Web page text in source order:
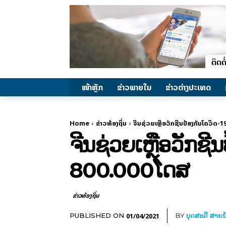
ໜ້າຫຼັກ ຂ່າວພາຍ​ໃນ ຂ່າວຕ່າງປະເທດ
Home ຂ່າວທ້ອງຖິ່ນ ຈີນຊ່ວຍເຫຼືອວັກຊີນປ້ອງກັນໂຄວິດ-
ຈີນຊ່ວຍເຫຼືອວັກຊີນ
800.000ໂດສ
ຂ່າວທ້ອງຖິ່ນ
PUBLISHED ON 01/04/2021 BYບຸດສະດີ ສາຍ